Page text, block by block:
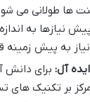
ها طولانی می
نیازها به
به پیش زمینه
آل: برای دانش
بر تکنیک